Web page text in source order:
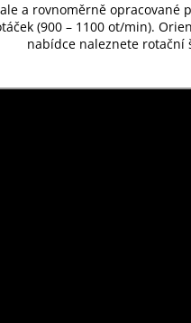
a rovnoměrně opracované
(900 – 1100 ot/min).
nabídce naleznete rotační